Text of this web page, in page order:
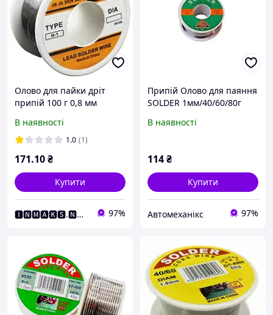
Олово для пайки дріт
припій 100 г 0,8 мм
В наявності
1.0 (1)
171.10₴
Купити
🅸🅽🅼🅰🅺🆂.🅽🅴🆃 Інтернет Магазин 97%
Припій Олово для паяння
SOLDER 1мм/40/60/80г
В наявності
114₴
Купити
Автомеханікс 97%